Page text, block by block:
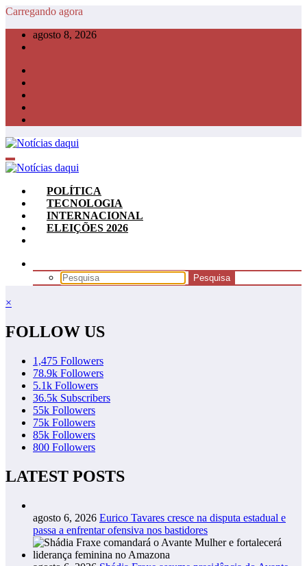
Pular
conteúdo
Carregando agora
agosto 8, 2026
POLÍTICA
TECNOLOGIA
INTERNACIONAL
ELEIÇÕES 2026
×
FOLLOW US
1,475 Followers
78.9k Followers
5.1k Followers
36.5k Subscribers
55k Followers
75k Followers
85k Followers
800 Followers
LATEST POSTS
agosto 6, 2026 Eurico Tavares cresce na disputa estadual e
passa a enfrentar ofensiva nos bastidores